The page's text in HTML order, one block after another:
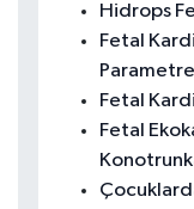
Hidrops
Fetal
Fetal
Fetal